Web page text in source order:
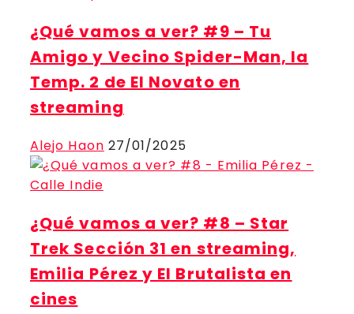
¿Qué vamos a ver? #9 – Tu
Amigo y Vecino Spider-Man, la
Temp. 2 de El Novato en
streaming
Alejo Haon 27/01/2025
¿Qué vamos a ver? #8 – Star
Trek Sección 31 en streaming,
Emilia Pérez y El Brutalista en
cines